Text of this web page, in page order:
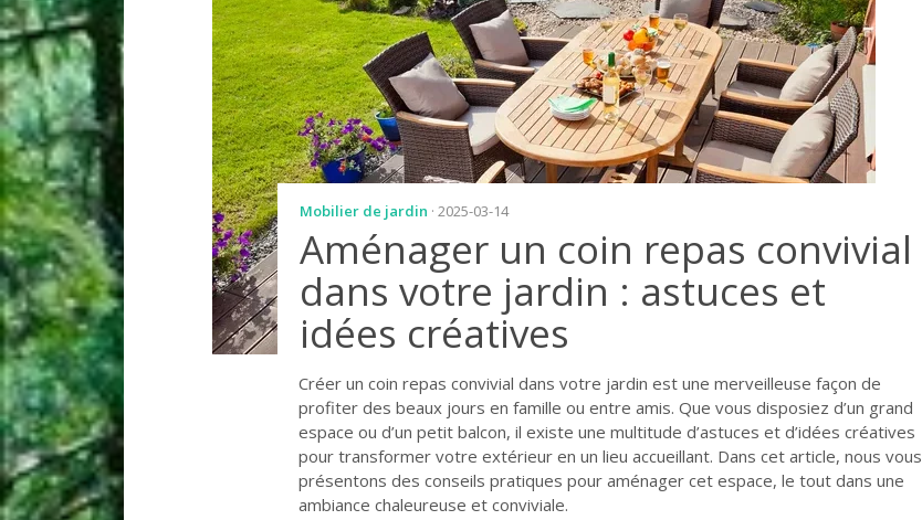
Mobilier de jardin · 2025-03-14
Aménager un coin repas convivial
dans votre jardin : astuces et
idées créatives
Créer un coin repas convivial dans votre jardin est une merveilleuse façon de
profiter des beaux jours en famille ou entre amis. Que vous disposiez d’un grand
espace ou d’un petit balcon, il existe une multitude d’astuces et d’idées créatives
pour transformer votre extérieur en un lieu accueillant. Dans cet article, nous vous
présentons des conseils pratiques pour aménager cet espace, le tout dans une
ambiance chaleureuse et conviviale.